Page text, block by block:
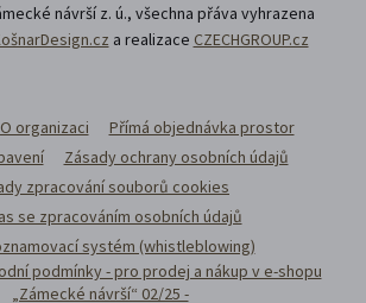
návrší z. ú., všechna přáva vyhrazena
a realizace CZECHGROUP.cz
O organizaci
Přímá objednávka prostor
Zásady ochrany osobních údajů
zpracování souborů cookies
se zpracováním osobních údajů
systém (whistleblowing)
podmínky - pro prodej a nákup v e-shopu
„Zámecké návrší“ 02/25 -